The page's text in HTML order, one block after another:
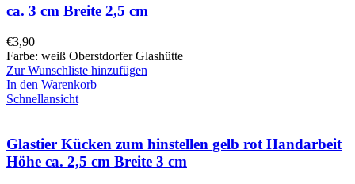
ca. 3 cm Breite 2,5 cm
€3,90
Farbe: weiß Oberstdorfer Glashütte
Zur Wunschliste hinzufügen
In den Warenkorb
Schnellansicht
Glastier Kücken zum hinstellen gelb rot Handarbeit
Höhe ca. 2,5 cm Breite 3 cm